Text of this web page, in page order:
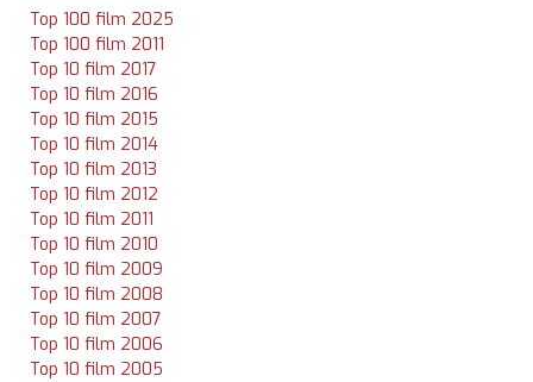
Top 100 film 2025
Top 100 film 2011
Top 10 film 2017
Top 10 film 2016
Top 10 film 2015
Top 10 film 2014
Top 10 film 2013
Top 10 film 2012
Top 10 film 2011
Top 10 film 2010
Top 10 film 2009
Top 10 film 2008
Top 10 film 2007
Top 10 film 2006
Top 10 film 2005